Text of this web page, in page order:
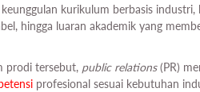
kurikulum berbasis
hingga luaran akademik yang
prodi tersebut, public relations(PR)
profesional sesuai kebutuhan